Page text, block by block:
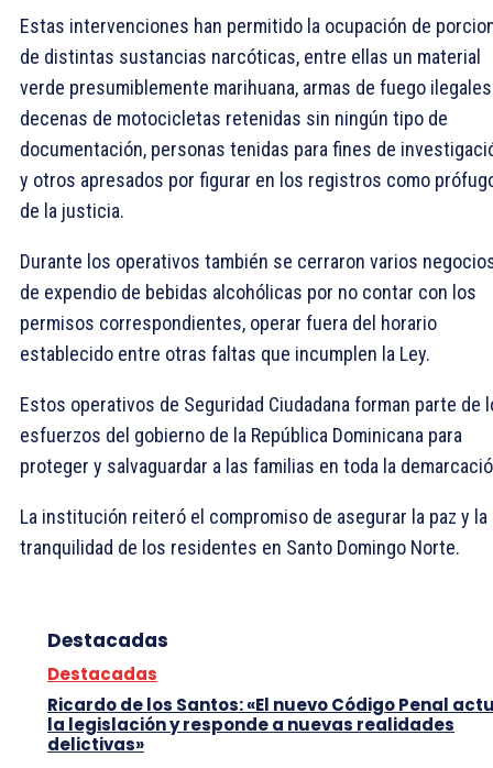
Estas intervenciones han permitido la ocupación de
de distintas sustancias narcóticas, entre ellas un material
verde presumiblemente marihuana, armas de fuego
decenas de motocicletas retenidas sin ningún tipo de
documentación, personas tenidas para fines de
y otros apresados por figurar en los registros como
de la justicia.
Durante los operativos también se cerraron varios
de expendio de bebidas alcohólicas por no contar con los
permisos correspondientes, operar fuera del horario
establecido entre otras faltas que incumplen la Ley.
Estos operativos de Seguridad Ciudadana forman parte de
esfuerzos del gobierno de la República Dominicana para
proteger y salvaguardar a las familias en toda la
La institución reiteró el compromiso de asegurar la paz y la
tranquilidad de los residentes en Santo Domingo Norte.
Destacadas
Destacadas
Ricardo de los Santos: «El nuevo Código Penal
la legislación y responde a nuevas realidades
delictivas»